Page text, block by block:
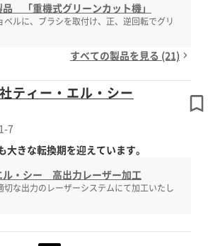
品 「重機式グリーンカット機」
ベルに、ブラシを取付け、正、逆回転でグリ
すべての製品を見る (21)
ティー・エル・シー
7
きな転換期を迎えています。
ル・シー 高出力レーザー加工
切な出力のレーザーシステムにて加工いたし